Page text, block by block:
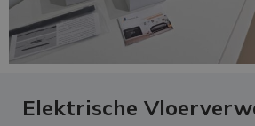
Elektrische